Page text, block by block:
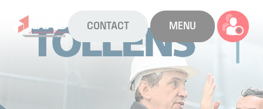
CONTACT MENU
Nos services